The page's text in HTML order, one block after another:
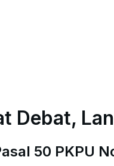
Debat,
50 PKPU